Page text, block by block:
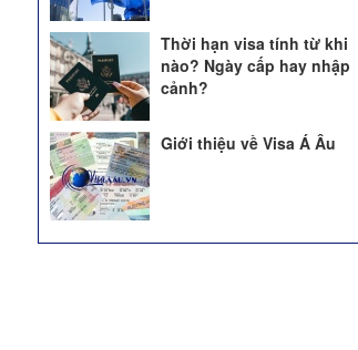
Thời hạn visa tính từ khi
nào? Ngày cấp hay nhập
cảnh?
Giới thiệu về Visa Á Âu